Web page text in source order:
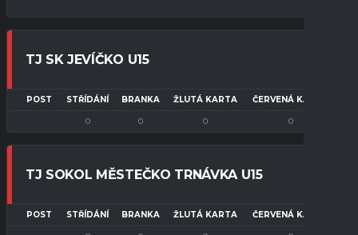
TJ SK JEVÍČKO U15
POST STŘÍDÁNÍ BRANKA ŽLUTÁ KARTA ČERVENÁ KARTA
0 0 0 0
TJ SOKOL MĚSTEČKO TRNÁVKA U15
POST STŘÍDÁNÍ BRANKA ŽLUTÁ KARTA ČERVENÁ KARTA